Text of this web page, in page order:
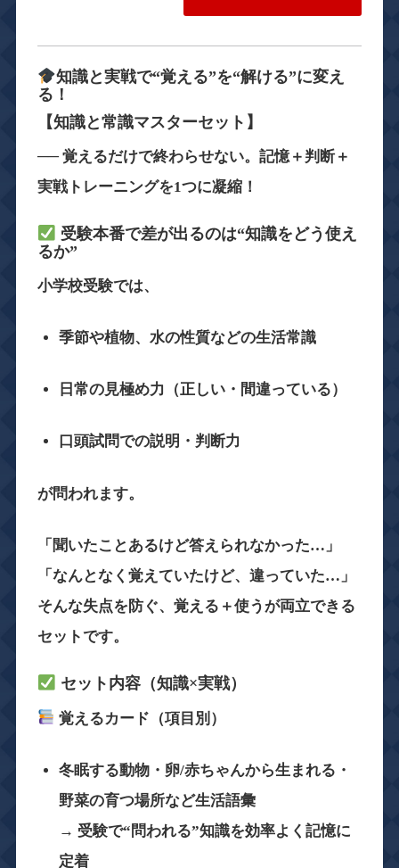
知識と実戦で“覚える”を“解ける”に変え
る！
【知識と常識マスターセット】
── 覚えるだけで終わらせない。記憶＋判断＋
実戦トレーニングを1つに凝縮！
受験本番で差が出るのは“知識をどう使え
るか”
小学校受験では、
季節や植物、水の性質などの生活常識
日常の見極め力（正しい・間違っている）
口頭試問での説明・判断力
が問われます。
「聞いたことあるけど答えられなかった…」
「なんとなく覚えていたけど、違っていた…」
そんな失点を防ぐ、覚える＋使うが両立できる
セットです。
セット内容（知識×実戦）
覚えるカード（項目別）
冬眠する動物・卵/赤ちゃんから生まれる・
野菜の育つ場所など生活語彙
→ 受験で“問われる”知識を効率よく記憶に
定着